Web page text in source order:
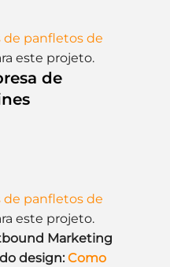
de panfletos de
este projeto.
de
de panfletos de
este projeto.
Marketing
design: Como